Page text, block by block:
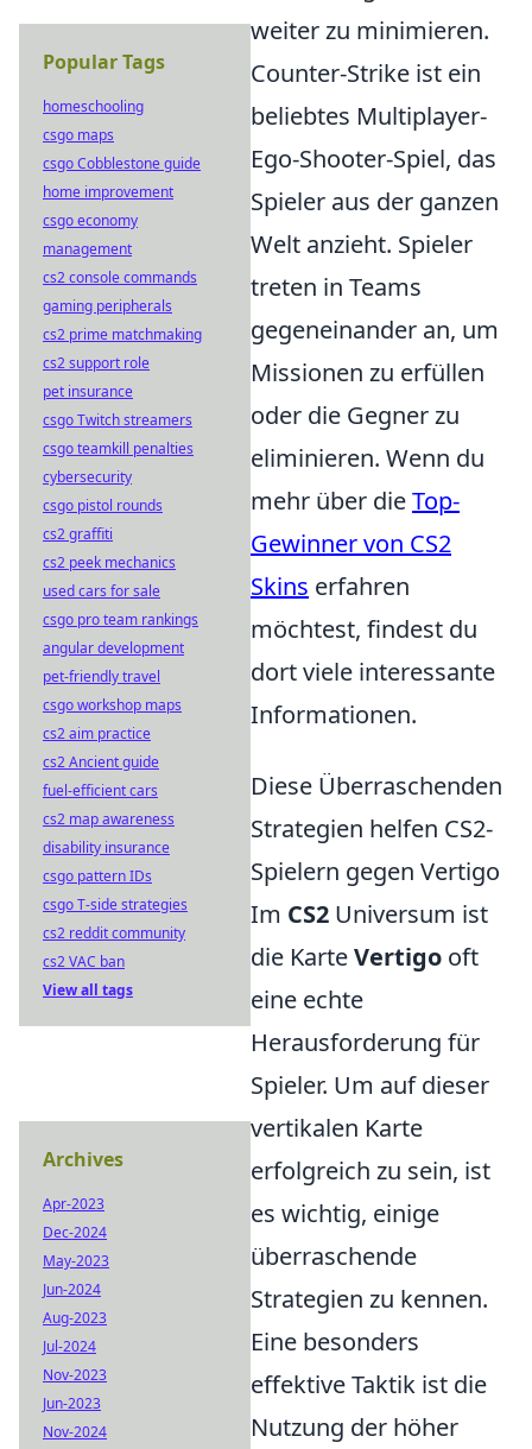
weiter zu minimieren.
Counter-Strike ist ein
beliebtes Multiplayer-
Ego-Shooter-Spiel, das
Spieler aus der ganzen
Welt anzieht. Spieler
treten in Teams
gegeneinander an, um
Missionen zu erfüllen
oder die Gegner zu
eliminieren. Wenn du
mehr über dieTop-
Gewinner von CS2
Skins erfahren
möchtest, findest du
dort viele interessante
Informationen.
Diese Überraschenden
Strategien helfen CS2-
Spielern gegen Vertigo
Im CS2 Universum ist
die KarteVertigo oft
eine echte
Herausforderung für
Spieler. Um auf dieser
vertikalen Karte
erfolgreich zu sein, ist
es wichtig, einige
überraschende
Strategien zu kennen.
Eine besonders
effektive Taktik ist die
Nutzung der höher
Popular Tags
homeschooling
csgo maps
csgo Cobblestone guide
home improvement
csgo economy
management
cs2 console commands
gaming peripherals
cs2 prime matchmaking
cs2 support role
pet insurance
csgo Twitch streamers
csgo teamkill penalties
cybersecurity
csgo pistol rounds
cs2 graffiti
cs2 peek mechanics
used cars for sale
csgo pro team rankings
angular development
pet-friendly travel
csgo workshop maps
cs2 aim practice
cs2 Ancient guide
fuel-efficient cars
cs2 map awareness
disability insurance
csgo pattern IDs
csgo T-side strategies
cs2 reddit community
cs2 VAC ban
View all tags
Archives
Apr-2023
Dec-2024
May-2023
Jun-2024
Aug-2023
Jul-2024
Nov-2023
Jun-2023
Nov-2024